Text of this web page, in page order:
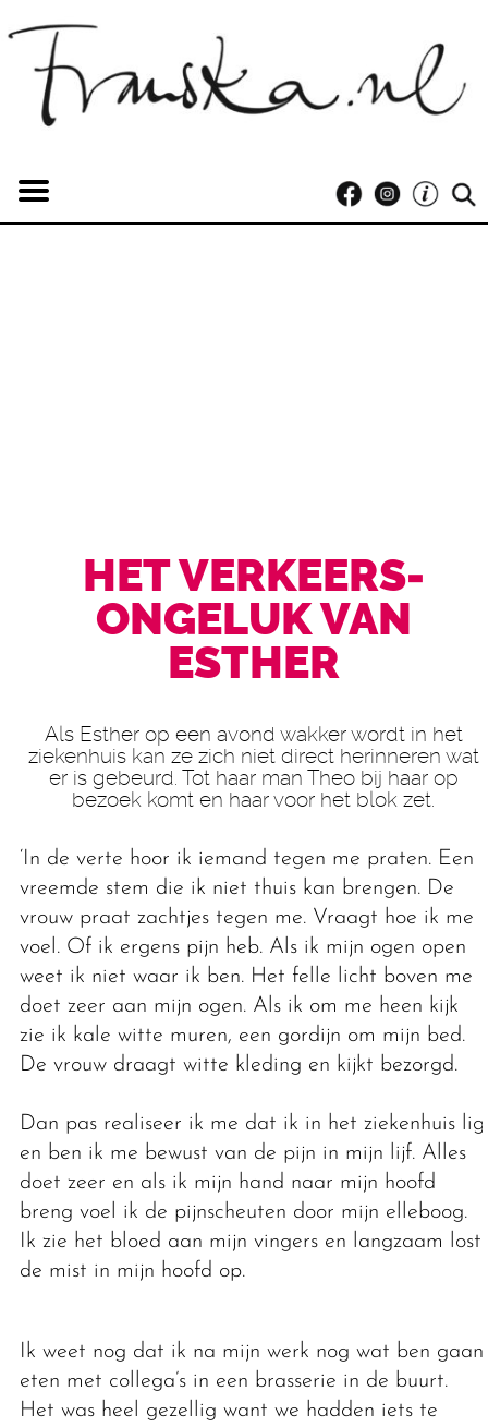
HET VERKEERS­
ONGELUK VAN
ESTHER
Als Esther op een avond wakker wordt in het
ziekenhuis kan ze zich niet direct herinneren wat
er is gebeurd. Tot haar man Theo bij haar op
bezoek komt en haar voor het blok zet.
‘In de verte hoor ik iemand tegen me praten. Een
vreemde stem die ik niet thuis kan brengen. De
vrouw praat zachtjes tegen me. Vraagt hoe ik me
voel. Of ik ergens pijn heb. Als ik mijn ogen open
weet ik niet waar ik ben. Het felle licht boven me
doet zeer aan mijn ogen. Als ik om me heen kijk
zie ik kale witte muren, een gordijn om mijn bed.
De vrouw draagt witte kleding en kijkt bezorgd.
Dan pas realiseer ik me dat ik in het ziekenhuis lig
en ben ik me bewust van de pijn in mijn lijf. Alles
doet zeer en als ik mijn hand naar mijn hoofd
breng voel ik de pijnscheuten door mijn elleboog.
Ik zie het bloed aan mijn vingers en langzaam lost
de mist in mijn hoofd op.
Ik weet nog dat ik na mijn werk nog wat ben gaan
eten met collega’s in een brasserie in de buurt.
Het was heel gezellig want we hadden iets te